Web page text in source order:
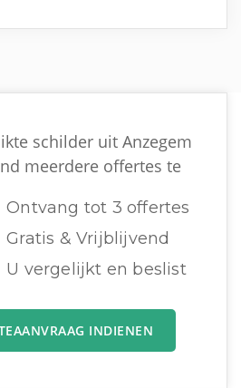
schilder uit Anzegem
meerdere offertes te
Ontvang tot 3 offertes
Gratis & Vrijblijvend
U vergelijkt en beslist
INDIENEN